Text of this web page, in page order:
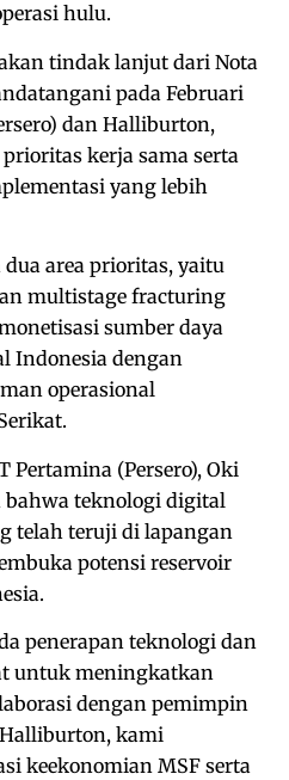
hulu.
tindak lanjut dari Nota
pada Februari
dan Halliburton,
kerja sama serta
yang lebih
area prioritas, yaitu
multistage fracturing
sumber daya
Indonesia dengan
operasional
Pertamina (Persero), Oki
teknologi digital
telah teruji di lapangan
potensi reservoir
penerapan teknologi dan
untuk meningkatkan
dengan pemimpin
kami
keekonomian MSF serta